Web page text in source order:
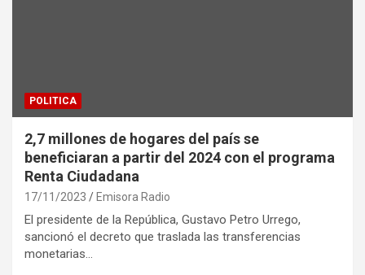
POLITICA
2,7 millones de hogares del país se
beneficiaran a partir del 2024 con el programa
Renta Ciudadana
17/11/2023 Emisora Radio
El presidente de la República, Gustavo Petro Urrego,
sancionó el decreto que traslada las transferencias
monetarias…